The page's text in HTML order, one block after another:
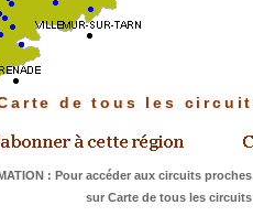
de tous les
: Pour accéder aux circuits
sur Carte de tous les circuits